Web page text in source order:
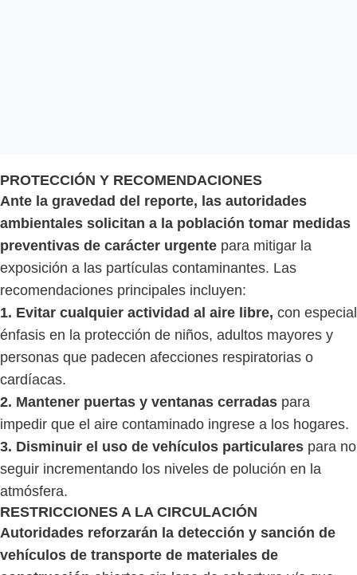
PROTECCIÓN Y RECOMENDACIONES
Ante la gravedad del reporte, las autoridades
ambientales solicitan a la población tomar medidas
preventivas de carácter urgente para mitigar la
exposición a las partículas contaminantes. Las
recomendaciones principales incluyen:
1. Evitar cualquier actividad al aire libre, con especial
énfasis en la protección de niños, adultos mayores y
personas que padecen afecciones respiratorias o
cardíacas.
2. Mantener puertas y ventanas cerradas para
impedir que el aire contaminado ingrese a los hogares.
3. Disminuir el uso de vehículos particulares para no
seguir incrementando los niveles de polución en la
atmósfera.
RESTRICCIONES A LA CIRCULACIÓN
Autoridades reforzarán la detección y sanción de
vehículos de transporte de materiales de